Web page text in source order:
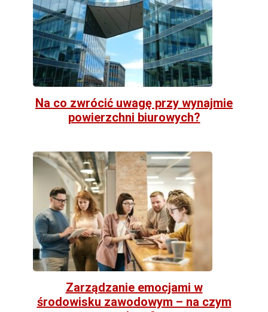
Na co zwrócić uwagę przy wynajmie
powierzchni biurowych?
Zarządzanie emocjami w
środowisku zawodowym – na czym